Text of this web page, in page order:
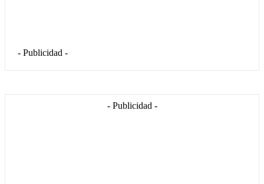
- Publicidad -
- Publicidad -